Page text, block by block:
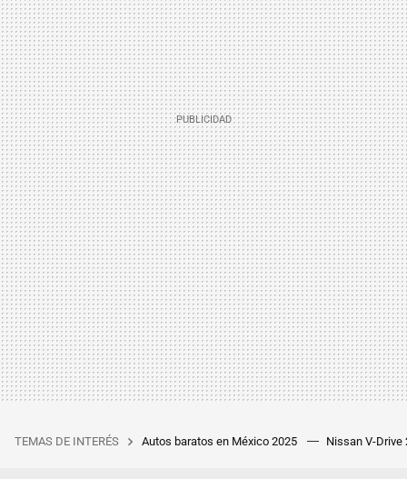
TEMAS DE INTERÉS Autos baratos en México 2025 Nissan V-Drive